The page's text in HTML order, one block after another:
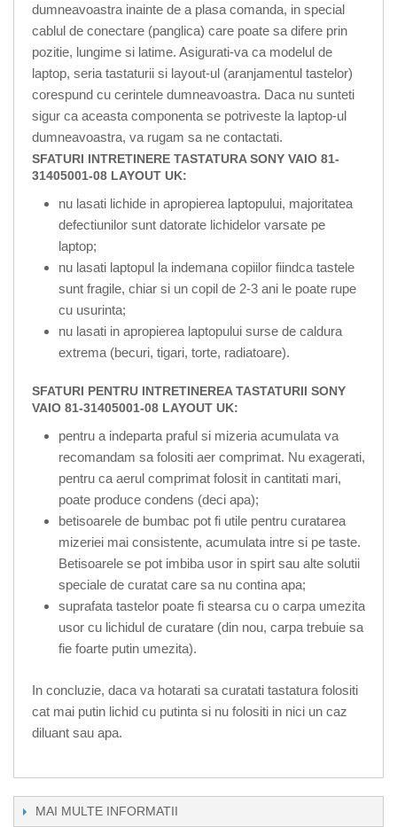
dumneavoastra inainte de a plasa comanda, in special
cablul de conectare (panglica) care poate sa difere prin
pozitie, lungime si latime. Asigurati-va ca modelul de
laptop, seria tastaturii si layout-ul (aranjamentul tastelor)
corespund cu cerintele dumneavoastra. Daca nu sunteti
sigur ca aceasta componenta se potriveste la laptop-ul
dumneavoastra, va rugam sa ne contactati.
SFATURI INTRETINERE TASTATURA SONY VAIO 81-
31405001-08 LAYOUT UK:
nu lasati lichide in apropierea laptopului, majoritatea
defectiunilor sunt datorate lichidelor varsate pe
laptop;
nu lasati laptopul la indemana copiilor fiindca tastele
sunt fragile, chiar si un copil de 2-3 ani le poate rupe
cu usurinta;
nu lasati in apropierea laptopului surse de caldura
extrema (becuri, tigari, torte, radiatoare).
SFATURI PENTRU INTRETINEREA TASTATURII SONY
VAIO 81-31405001-08 LAYOUT UK:
pentru a indeparta praful si mizeria acumulata va
recomandam sa folositi aer comprimat. Nu exagerati,
pentru ca aerul comprimat folosit in cantitati mari,
poate produce condens (deci apa);
betisoarele de bumbac pot fi utile pentru curatarea
mizeriei mai consistente, acumulata intre si pe taste.
Betisoarele se pot imbiba usor in spirt sau alte solutii
speciale de curatat care sa nu contina apa;
suprafata tastelor poate fi stearsa cu o carpa umezita
usor cu lichidul de curatare (din nou, carpa trebuie sa
fie foarte putin umezita).
In concluzie, daca va hotarati sa curatati tastatura folositi
cat mai putin lichid cu putinta si nu folositi in nici un caz
diluant sau apa.
MAI MULTE INFORMATII